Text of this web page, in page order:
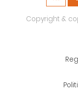
Copyright &